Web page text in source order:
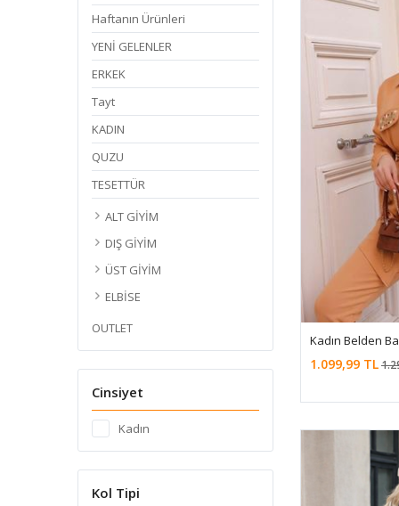
Haftanın Ürünleri
YENİ GELENLER
ERKEK
Tayt
KADIN
QUZU
TESETTÜR
ALT GİYİM
DIŞ GİYİM
ÜST GİYİM
ELBİSE
OUTLET
Cinsiyet
Kadın
Kol Tipi
Kadın Belden
1.099,99 TL